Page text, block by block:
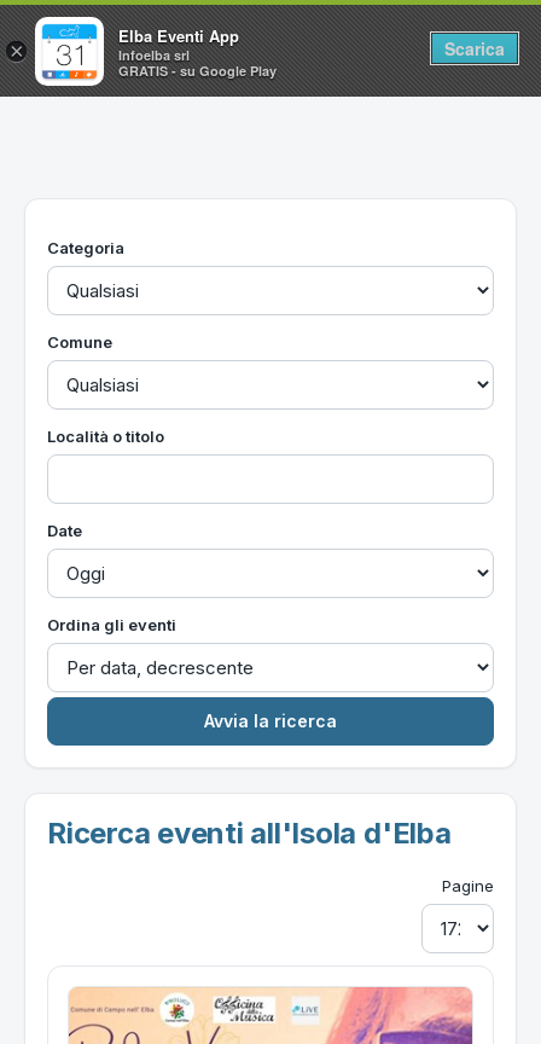
Home
Utilità
Categoria
Comune
Località o titolo
Date
Ordina gli eventi
Ricerca eventi all'Isola d'Elba
Pagine
×
Elba Eventi App
Infoelba srl
GRATIS - su Google Play
Scarica